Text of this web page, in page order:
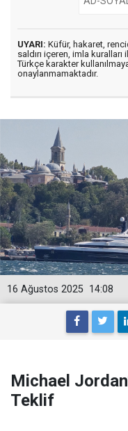
UYARI: Küfür, hakaret,
saldırı içeren, imla kuralları
Türkçe karakter
onaylanmamaktadır.
14:08
16 Ağustos 2025
Michael
Teklif